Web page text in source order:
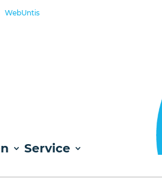
WebUntis
Service